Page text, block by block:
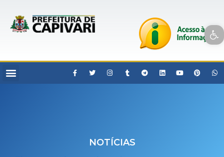
Open toolbar
NOTÍCIAS